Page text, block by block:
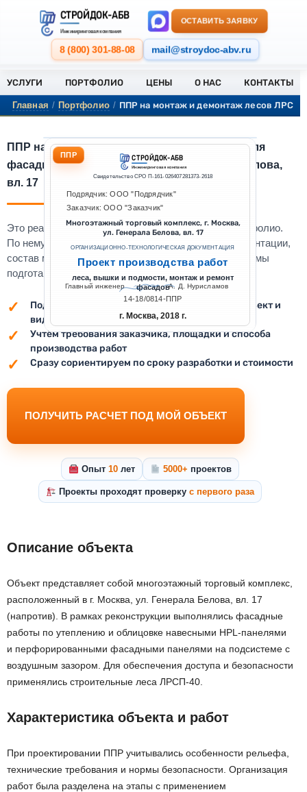
СТРОЙДОК-АБВ
Инжиниринговая компания
8 (800) 301-88-08 mail@stroydoc-abv.ru
ОСТАВИТЬ ЗАЯВКУ
УСЛУГИ ПОРТФОЛИО ЦЕНЫ О НАС КОНТАКТЫ
Главная / Портфолио / ППР на монтаж и демонтаж лесов ЛРСП-
СТРОЙДОК-АБВ
Инжиниринговая компания
Свидетельство СРО П-161-026407281373-2618
Подрядчик: ООО "Подрядчик"
Заказчик: ООО "Заказчик"
Многоэтажный торговый комплекс, г. Москва,
ул. Генерала Белова, вл. 17
ППР
ОРГАНИЗАЦИОННО-ТЕХНОЛОГИЧЕСКАЯ ДОКУМЕНТАЦИЯ
Проект производства работ
леса, вышки и подмости, монтаж и ремонт
фасадов
14-18/0814-ППР
Главный инженер А. Д. Нурисламов
г. Москва, 2018 г.
ППР на монтаж и демонтаж лесов ЛРСП-40 для
фасадных работ в г. Москва, ул. Генерала Белова,
вл. 17
Это реальный выполненный проект из нашего портфолио.
По нему можно оценить уровень проработки документации,
состав материалов и формат оформления, который мы
подготавливаем под конкретный объект.
Подберём комплект документации под ваш объект и
вид работ
Учтём требования заказчика, площадки и способа
производства работ
Сразу сориентируем по сроку разработки и стоимости
ПОЛУЧИТЬ РАСЧЕТ ПОД МОЙ ОБЪЕКТ
Опыт 10 лет 5000+ проектов
Проекты проходят проверку с первого раза
Описание объекта
Объект представляет собой многоэтажный торговый комплекс,
расположенный в г. Москва, ул. Генерала Белова, вл. 17
(напротив). В рамках реконструкции выполнялись фасадные
работы по утеплению и облицовке навесными HPL-панелями
и перфорированными фасадными панелями на подсистеме с
воздушным зазором. Для обеспечения доступа и безопасности
применялись строительные леса ЛРСП-40.
Характеристика объекта и работ
При проектировании ППР учитывались особенности рельефа,
технические требования и нормы безопасности. Организация
работ была разделена на этапы с применением